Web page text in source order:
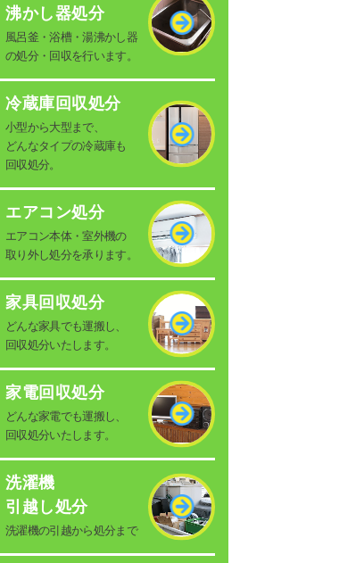
沸かし器処分
風呂釜・浴槽・湯沸かし器
の処分・回収を行います。
冷蔵庫回収処分
小型から大型まで、
どんなタイプの冷蔵庫も
回収処分。
エアコン処分
エアコン本体・室外機の
取り外し処分を承ります。
家具回収処分
どんな家具でも運搬し、
回収処分いたします。
家電回収処分
どんな家電でも運搬し、
回収処分いたします。
洗濯機
引越し処分
洗濯機の引越から処分まで